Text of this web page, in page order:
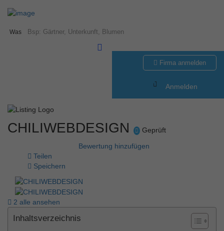
Was
Firma anmelden
Anmelden
CHILIWEBDESIGN
Geprüft
Bewertung hinzufügen
Teilen
Speichern
2 alle ansehen
Inhaltsverzeichnis